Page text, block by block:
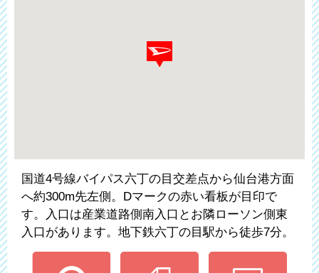
国道4号線バイパス六丁の目交差点から仙台港方面
へ約300m先左側。Dマークの赤い看板が目印で
す。入口は産業道路側南入口とお隣ローソン側東
入口があります。地下鉄六丁の目駅から徒歩7分。